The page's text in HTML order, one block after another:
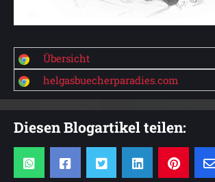
Übersicht
helgasbuecherparadies.com
Diesen Blogartikel teilen: